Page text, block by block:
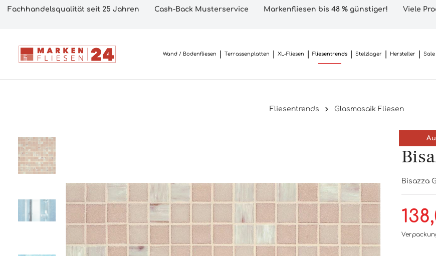
Fachhandelsqualität seit 25 Jahren Cash-Back Musterservice Markenfliesen bis 48 % günstiger! Viele
Wand / Bodenfliesen Terrassenplatten XL-Fliesen Fliesentrends Stelzlager Hersteller Sale
Fliesentrends Glasmosaik Fliesen
Bisazza